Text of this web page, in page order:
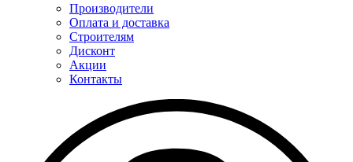
Производители
Оплата и доставка
Строителям
Дисконт
Акции
Контакты